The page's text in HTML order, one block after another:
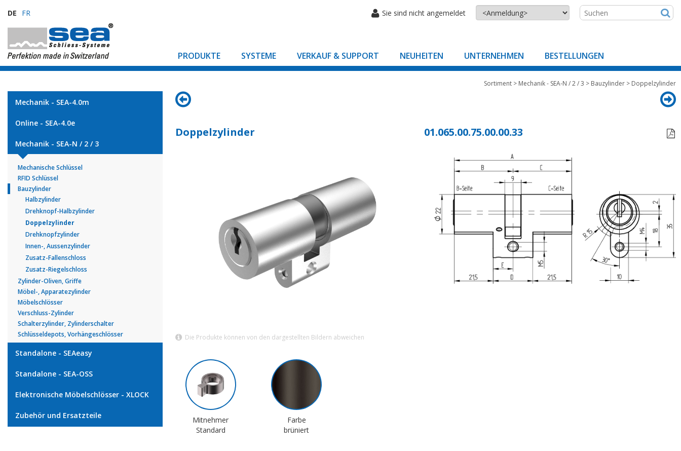
DE FR Sie sind nicht angemeldet
PRODUKTE SYSTEME VERKAUF & SUPPORT NEUHEITEN UNTERNEHMEN BESTELLUNGEN
Mechanik - SEA-4.0m
Online - SEA-4.0e
Mechanik - SEA-N / 2 / 3
Mechanische Schlüssel
RFID Schlüssel
Bauzylinder
Halbzylinder
Drehknopf-Halbzylinder
Doppelzylinder
Drehknopfzylinder
Innen-, Aussenzylinder
Zusatz-Fallenschloss
Zusatz-Riegelschloss
Zylinder-Oliven, Griffe
Möbel-, Apparatezylinder
Möbelschlösser
Verschluss-Zylinder
Schalterzylinder, Zylinderschalter
Schlüsseldepots, Vorhängeschlösser
Standalone - SEAeasy
Standalone - SEA-OSS
Elektronische Möbelschlösser - XLOCK
Zubehör und Ersatzteile
Sortiment > Mechanik - SEA-N / 2 / 3 > Bauzylinder > Doppelzylinder
Doppelzylinder 01.065.00.75.00.00.33 
Die Produkte können von den dargestellten Bildern abweichen
Mitnehmer
Standard
Farbe
brüniert